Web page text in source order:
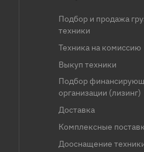
Подбор и продажа
техники
Техника на комиссию
Выкуп техники
Подбор
организации (лизинг)
Доставка
Комплексные
Дооснащение